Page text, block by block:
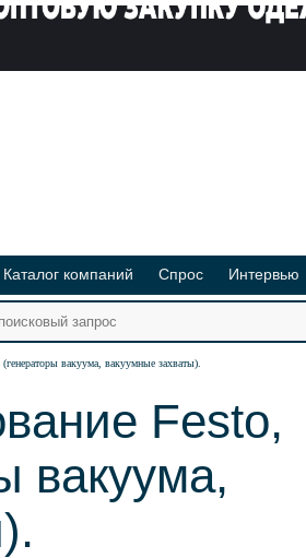
Каталог компаний Спрос Интервью
вакуума, вакуумные захваты).
Festo,
вакуума,